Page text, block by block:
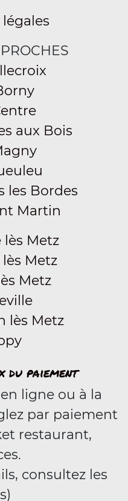
aux Bois
les Bordes
Martin
lès Metz
Metz
Metz
lès Metz
du paiement
ligne ou à la
par paiement
restaurant,
consultez les